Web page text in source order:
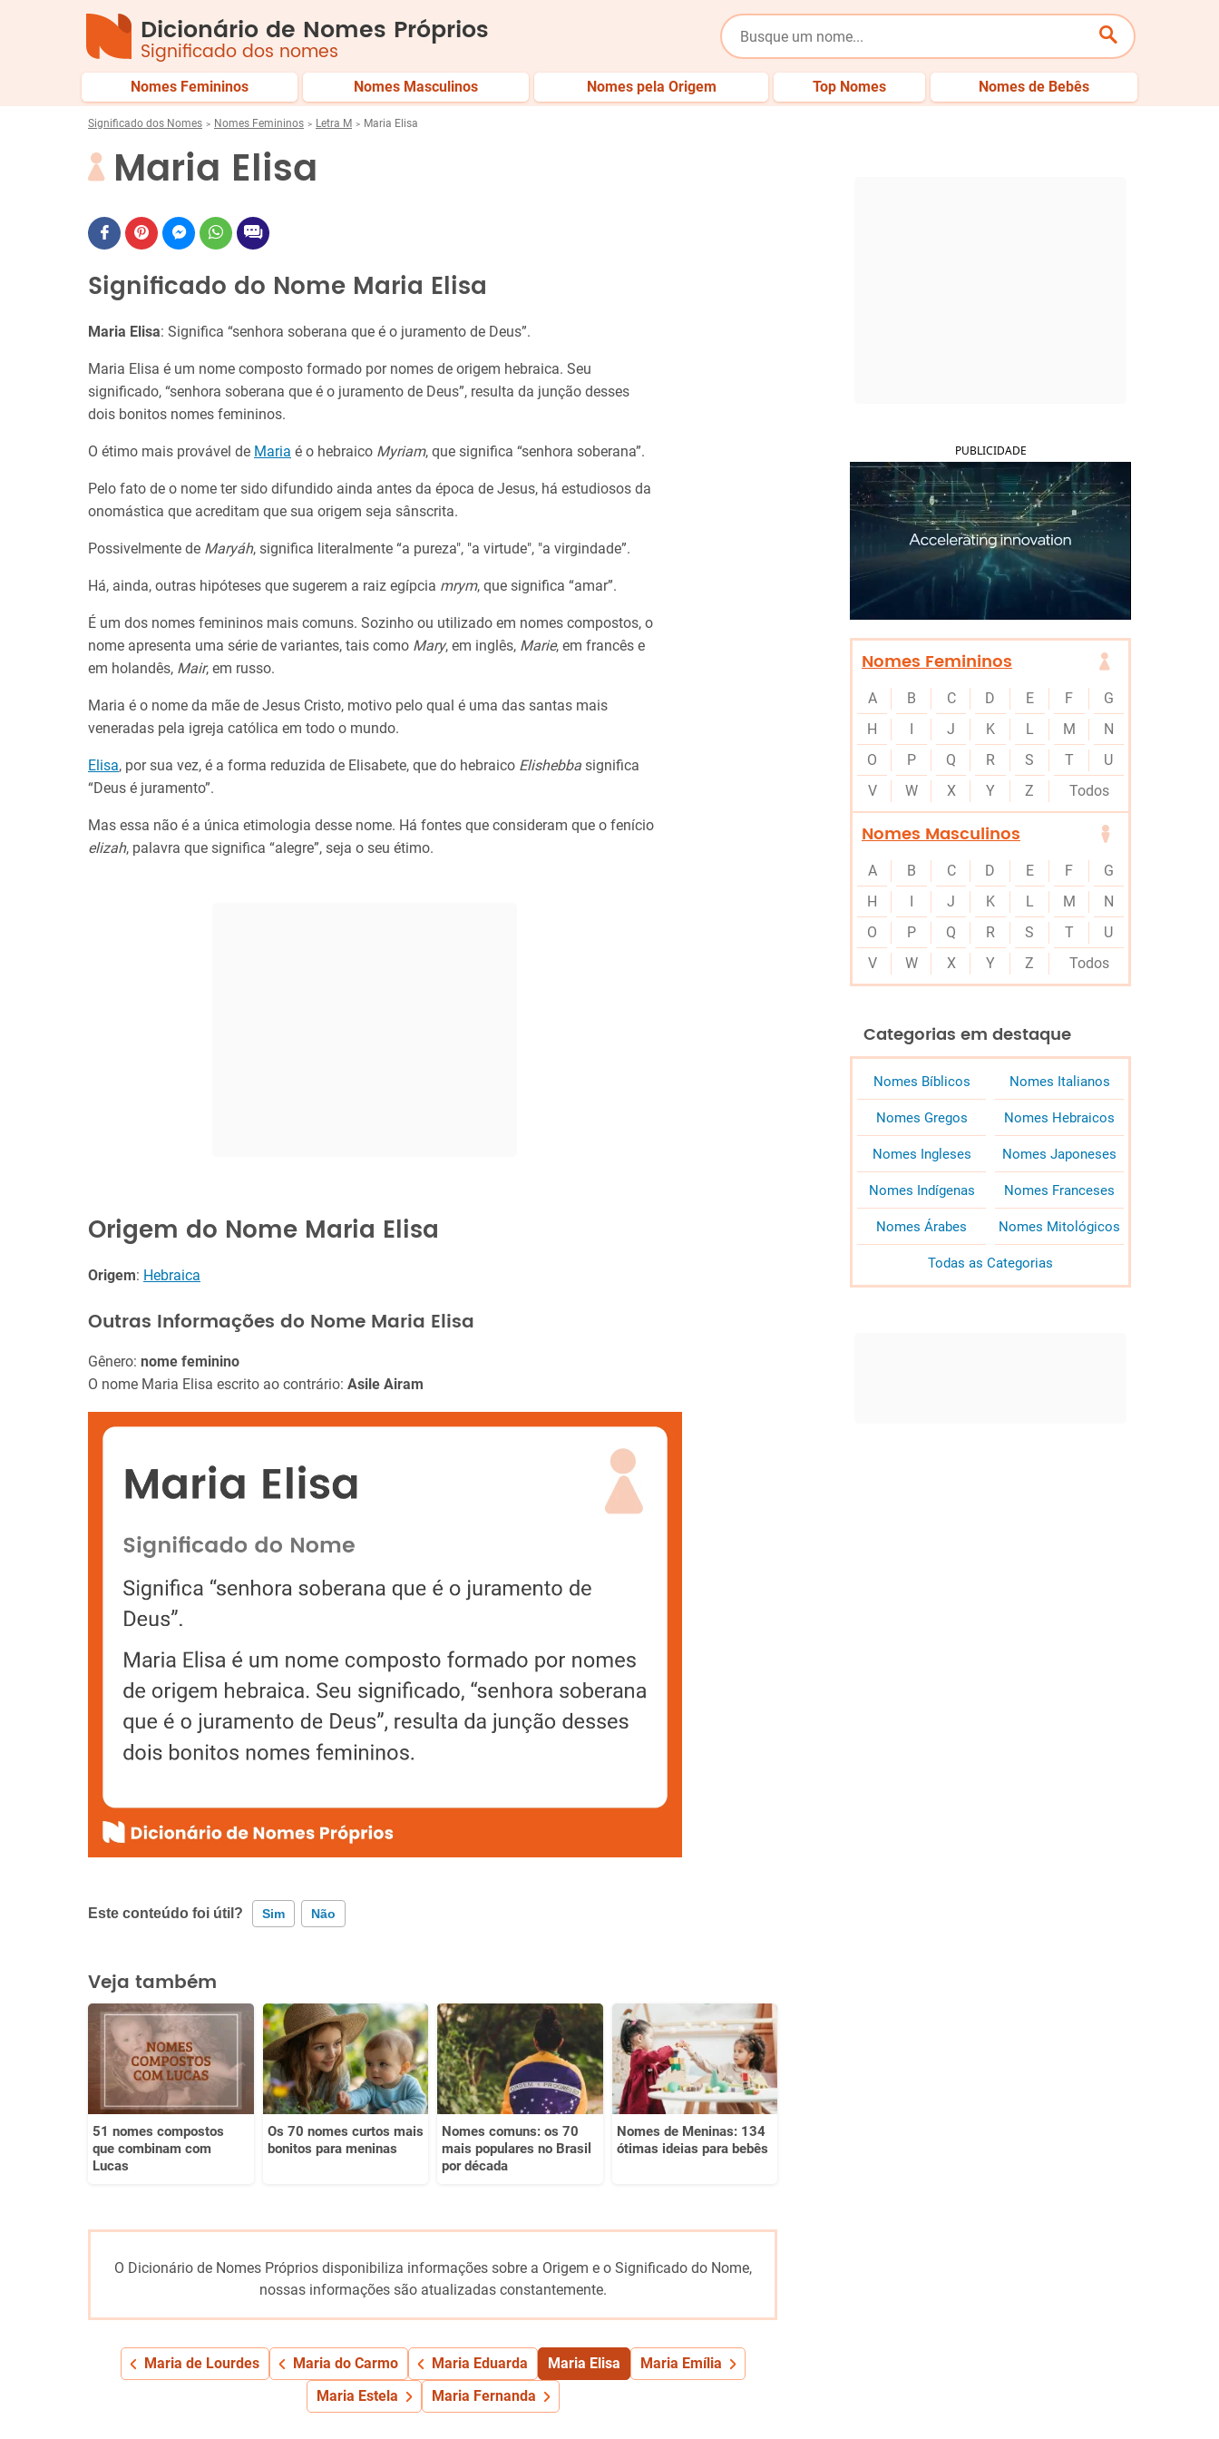
Dicionário de Nomes Próprios
Significado dos nomes
Nomes Femininos Nomes Masculinos Nomes pela Origem Top Nomes Nomes de Bebês
Significado dos Nomes Nomes Femininos Letra M Maria Elisa
Maria Elisa
Significado do Nome Maria Elisa
Maria Elisa: Significa “senhora soberana que é o juramento de Deus”.
Maria Elisa é um nome composto formado por nomes de origem hebraica. Seu
significado, “senhora soberana que é o juramento de Deus”, resulta da junção desses
dois bonitos nomes femininos.
O étimo mais provável de Maria é o hebraico Myriam, que significa “senhora soberana”.
Pelo fato de o nome ter sido difundido ainda antes da época de Jesus, há estudiosos da
onomástica que acreditam que sua origem seja sânscrita.
Possivelmente de Maryáh, significa literalmente “a pureza", "a virtude", "a virgindade”.
Há, ainda, outras hipóteses que sugerem a raiz egípcia mrym, que significa “amar”.
É um dos nomes femininos mais comuns. Sozinho ou utilizado em nomes compostos, o
nome apresenta uma série de variantes, tais como Mary, em inglês, Marie, em francês e
em holandês, Mair, em russo.
Maria é o nome da mãe de Jesus Cristo, motivo pelo qual é uma das santas mais
veneradas pela igreja católica em todo o mundo.
Elisa, por sua vez, é a forma reduzida de Elisabete, que do hebraico Elishebba significa
“Deus é juramento”.
Mas essa não é a única etimologia desse nome. Há fontes que consideram que o fenício
elizah, palavra que significa “alegre”, seja o seu étimo.
Origem do Nome Maria Elisa
Origem: Hebraica
Outras Informações do Nome Maria Elisa
Gênero: nome feminino
O nome Maria Elisa escrito ao contrário: Asile Airam
Este conteúdo foi útil? Sim Não
Este conteúdo contém informação incorreta
Este conteúdo não tem a informação que procuro
Outro
Veja também
51 nomes compostos
que combinam com
Lucas
Os 70 nomes curtos mais
bonitos para meninas
Nomes comuns: os 70
mais populares no Brasil
por década
Nomes de Meninas: 134
ótimas ideias para bebês
O Dicionário de Nomes Próprios disponibiliza informações sobre a Origem e o Significado do Nome,
nossas informações são atualizadas constantemente.
Maria de Lourdes Maria do Carmo Maria Eduarda Maria Elisa
Maria Emília
Maria Estela
Maria Fernanda
PUBLICIDADE
Nomes Femininos
A B C D E F
G
H
I J K L M
N
O
P Q R S T
U
V
W X Y Z Todos
Nomes Masculinos
A B C D E F
G
H
I J K L M
N
O
P Q R S T
U
V
W X Y Z Todos
Categorias em destaque
Nomes Bíblicos Nomes Italianos
Nomes Gregos Nomes Hebraicos
Nomes Ingleses Nomes Japoneses
Nomes Indígenas Nomes Franceses
Nomes Árabes Nomes Mitológicos
Todas as Categorias